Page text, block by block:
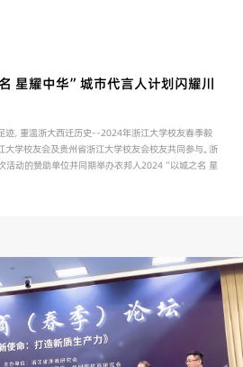
星耀中华”城市代言人计划闪耀川
迹，重温浙大西迁历史--2024年浙江大学校友春季毅
大学校友会及贵州省浙江大学校友会校友共同参与。浙
活动的赞助单位并同期举办衣邦人2024“以城之名 星